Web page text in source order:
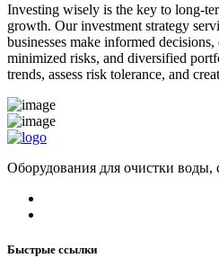
Investing wisely is the key to long-
growth. Our investment strategy
businesses make informed
minimized risks, and diversified
trends, assess risk tolerance, and
Оборудования для очистки
Быстрые ссылки